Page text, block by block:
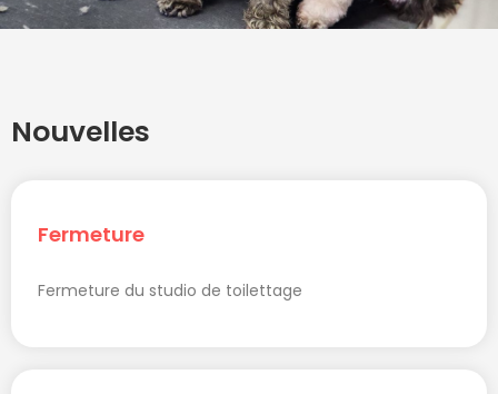
Nouvelles
Fermeture
Fermeture du studio de toilettage